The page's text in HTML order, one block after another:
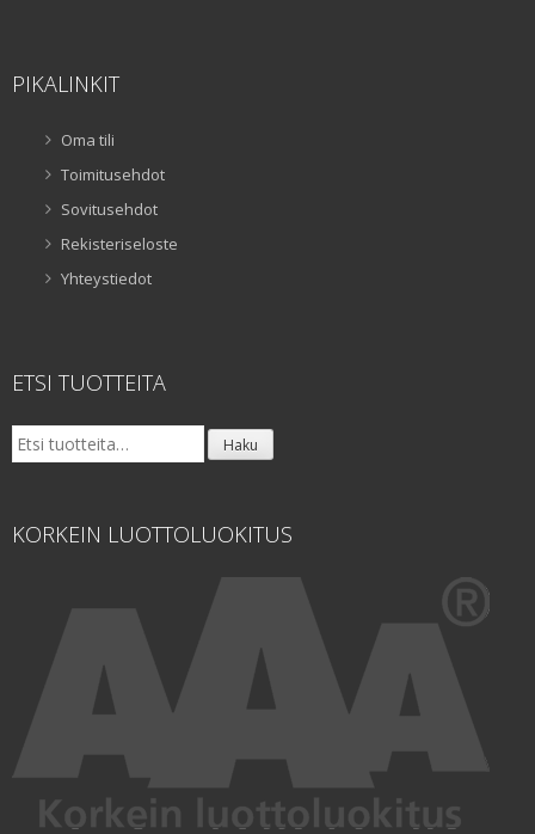
PIKALINKIT
Oma tili
Toimitusehdot
Sovitusehdot
Rekisteriseloste
Yhteystiedot
ETSI TUOTTEITA
Etsi: Haku
KORKEIN LUOTTOLUOKITUS